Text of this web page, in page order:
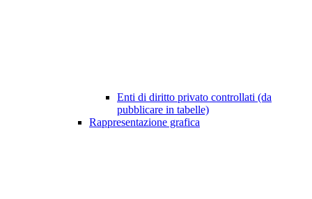
Enti di diritto privato controllati (da
pubblicare in tabelle)
Rappresentazione grafica